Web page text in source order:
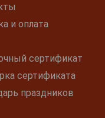
и оплата
сертификат
сертификата
праздников